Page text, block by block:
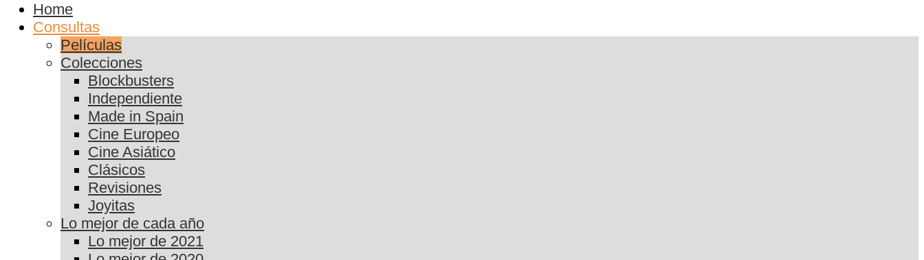
Home
Consultas
Películas
Colecciones
Blockbusters
Independiente
Made in Spain
Cine Europeo
Cine Asiático
Clásicos
Revisiones
Joyitas
Lo mejor de cada año
Lo mejor de 2021